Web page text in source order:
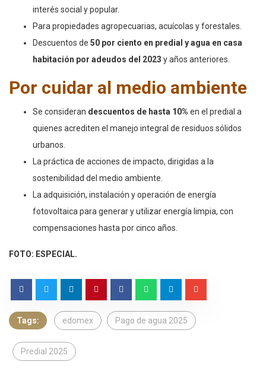
interés social y popular.
Para propiedades agropecuarias, acuícolas y forestales.
Descuentos de 50 por ciento en predial y agua en casa
habitación por adeudos del 2023 y años anteriores.
Por cuidar al medio ambiente
Se consideran descuentos de hasta 10% en el predial a
quienes acrediten el manejo integral de residuos sólidos
urbanos.
La práctica de acciones de impacto, dirigidas a la
sostenibilidad del medio ambiente.
La adquisición, instalación y operación de energía
fotovoltaica para generar y utilizar energía limpia, con
compensaciones hasta por cinco años.
FOTO: ESPECIAL.
Tags: edomex Pago de agua 2025
Predial 2025